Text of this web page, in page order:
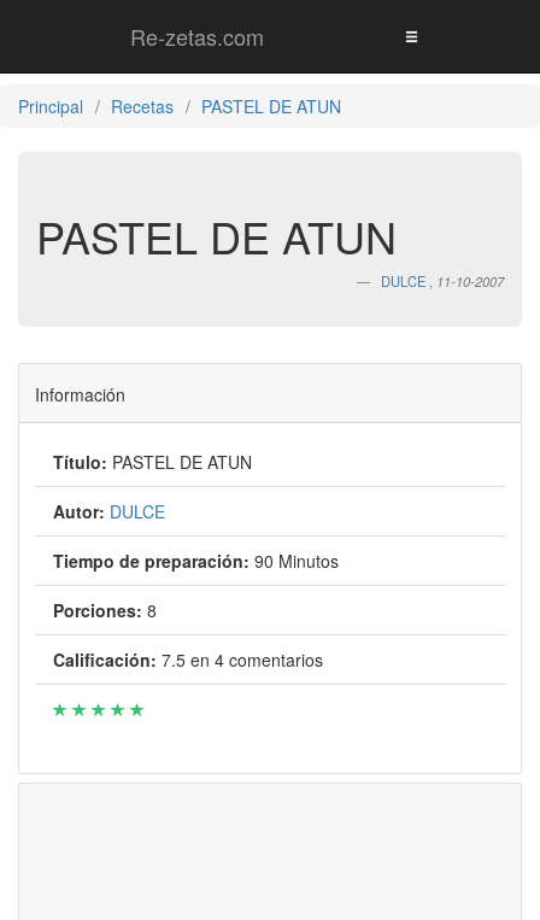
Re-zetas.com
Principal Recetas PASTEL DE ATUN
PASTEL DE ATUN
DULCE 11-10-2007
Información
Título: PASTEL DE ATUN
Autor: DULCE
Tiempo de preparación: 90 Minutos
Porciones: 8
Calificación: 7.5 en 4comentarios